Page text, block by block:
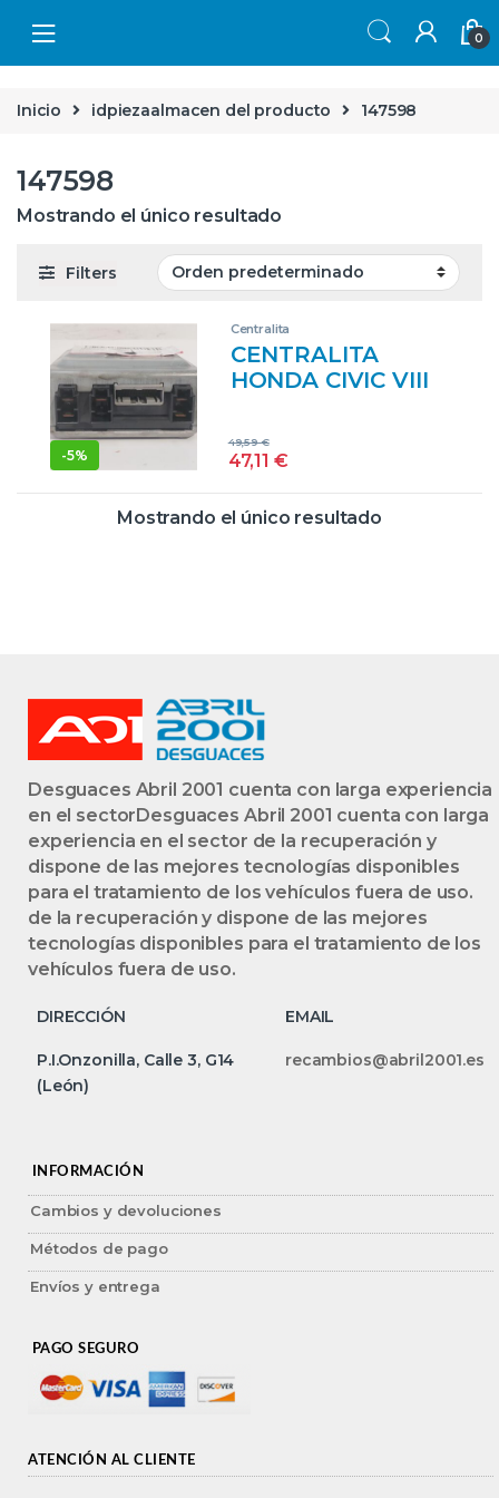
0
Inicio idpiezaalmacen del producto 147598
147598
Mostrando el único resultado
Filters
-5%
Centralita
CENTRALITA
HONDA CIVIC VIII
N22A2 39980-SMJ-
NEGRO UCE
47,11 €
49,59€
Mostrando el único resultado
Desguaces Abril 2001 cuenta con larga experiencia
en el sectorDesguaces Abril 2001 cuenta con larga
experiencia en el sector de la recuperación y
dispone de las mejores tecnologías disponibles
para el tratamiento de los vehículos fuera de uso.
de la recuperación y dispone de las mejores
tecnologías disponibles para el tratamiento de los
vehículos fuera de uso.
DIRECCIÓN EMAIL
P.I.Onzonilla, Calle 3, G14
(León)
recambios@abril2001.es
INFORMACIÓN
Cambios y devoluciones
Métodos de pago
Envíos y entrega
PAGO SEGURO
ATENCIÓN AL CLIENTE